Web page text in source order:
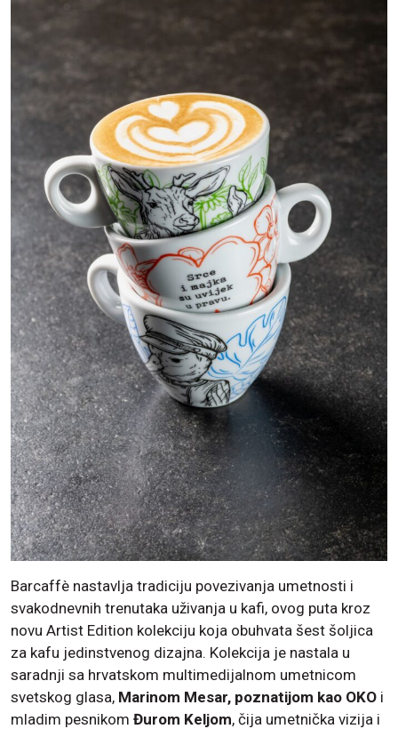
Barcaffè nastavlja tradiciju povezivanja umetnosti i
svakodnevnih trenutaka uživanja u kafi, ovog puta kroz
novu Artist Edition kolekciju koja obuhvata šest šoljica
za kafu jedinstvenog dizajna. Kolekcija je nastala u
saradnji sa hrvatskom multimedijalnom umetnicom
svetskog glasa, Marinom Mesar, poznatijom kao OKO i
mladim pesnikom Đurom Keljom, čija umetnička vizija i